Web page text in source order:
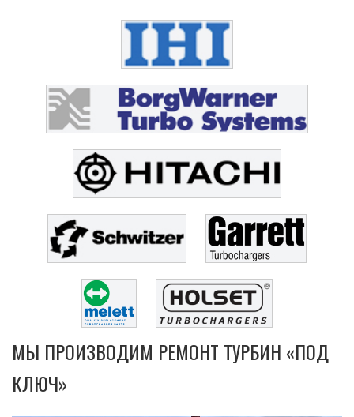
МЫ ПРОИЗВОДИМ РЕМОНТ ТУРБИН «ПОД
КЛЮЧ»